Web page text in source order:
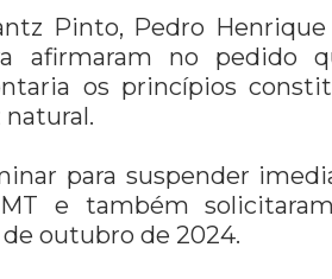
Pinto, Pedro
afirmaram no pedido
os princípios
para suspender
e também
outubro de 2024.